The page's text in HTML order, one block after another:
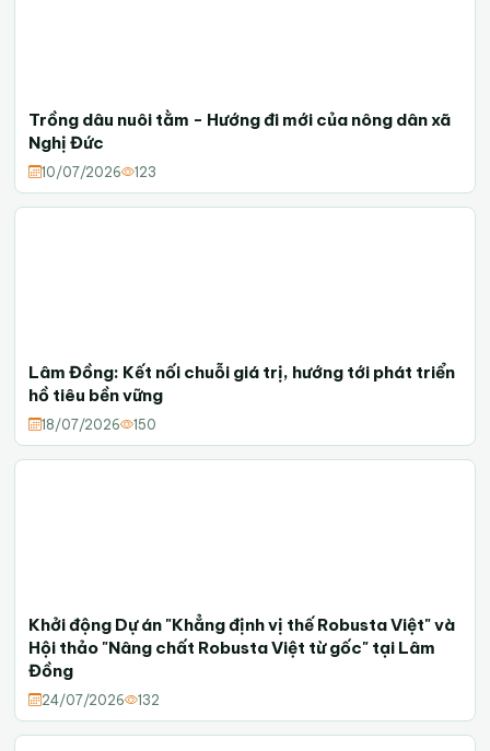
Trồng dâu nuôi tằm - Hướng đi mới của nông dân xã
Nghị Đức
10/07/2026 123
Lâm Đồng: Kết nối chuỗi giá trị, hướng tới phát triển
hồ tiêu bền vững
18/07/2026 150
Khởi động Dự án "Khẳng định vị thế Robusta Việt" và
Hội thảo "Nâng chất Robusta Việt từ gốc" tại Lâm
Đồng
24/07/2026 132